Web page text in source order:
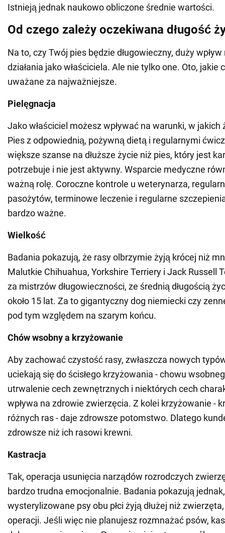
Istnieją jednak naukowo obliczone średnie wartości.
Od czego zależy oczekiwana długość
Na to, czy Twój pies będzie długowieczny, duży
działania jako właściciela. Ale nie tylko one. Oto, jakie
uważane za najważniejsze.
Pielęgnacja
Jako właściciel możesz wpływać na warunki, w jakich
Pies z odpowiednią, pożywną dietą i regularnymi
większe szanse na dłuższe życie niż pies, który jest
potrzebuje i nie jest aktywny. Wsparcie medyczne
ważną rolę. Coroczne kontrole u weterynarza,
pasożytów, terminowe leczenie i regularne
bardzo ważne.
Wielkość
Badania pokazują, że rasy olbrzymie żyją krócej niż
Malutkie Chihuahua, Yorkshire Terriery i Jack Russell
za mistrzów długowieczności, ze średnią długością
około 15 lat. Za to gigantyczny dog niemiecki czy
pod tym względem na szarym końcu.
Chów wsobny a krzyżowanie
Aby zachować czystość rasy, zwłaszcza nowych
uciekają się do ścisłego krzyżowania - chowu
utrwalenie cech zewnętrznych i niektórych cech
wpływa na zdrowie zwierzęcia. Z kolei krzyżowanie -
różnych ras - daje zdrowsze potomstwo. Dlatego
zdrowsze niż ich rasowi krewni.
Kastracja
Tak, operacja usunięcia narządów rozrodczych
bardzo trudna emocjonalnie. Badania pokazują
wysterylizowane psy obu płci żyją dłużej niż
operacji. Jeśli więc nie planujesz rozmnażać psów,